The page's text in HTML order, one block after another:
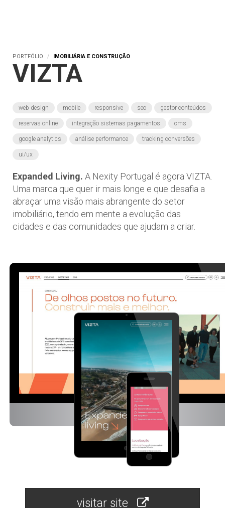
PORTFÓLIO IMOBILIÁRIA E CONSTRUÇÃO
VIZTA
web design mobile responsive seo gestor conteúdos
reservas online integração sistemas pagamentos cms
google analytics análise performance tracking conversões
ui/ux
Expanded Living. A Nexity Portugal é agora VIZTA.
Uma marca que quer ir mais longe e que desafia a
abraçar uma visão mais abrangente do setor
imobiliário, tendo em mente a evolução das
cidades e das comunidades que ajudam a criar.
visitar site